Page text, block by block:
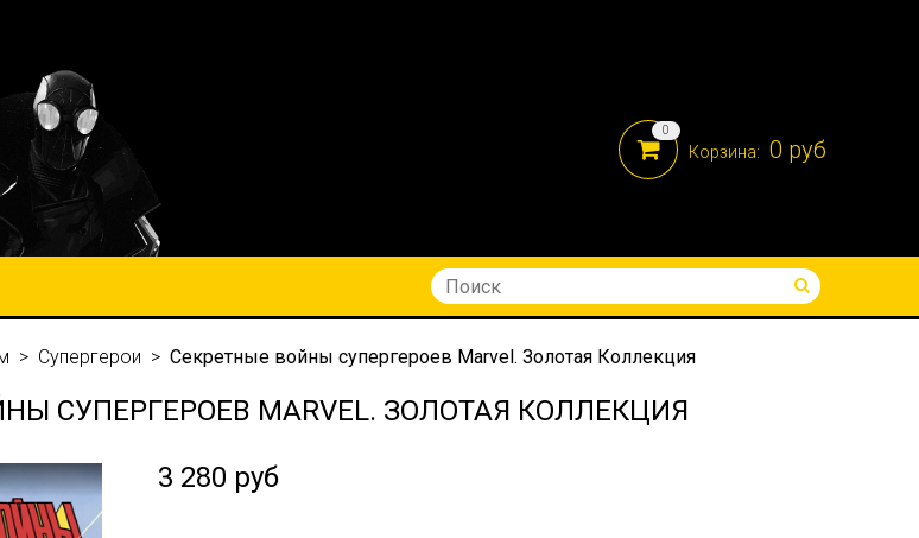
0
Корзина: 0 руб
Супергерои Секретные войны супергероев Marvel. Золотая Коллекция
СУПЕРГЕРОЕВ MARVEL. ЗОЛОТАЯ КОЛЛЕКЦИЯ
3 280 руб